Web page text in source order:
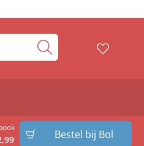
,99 Bestel bij Bol